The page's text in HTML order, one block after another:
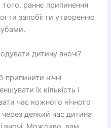
раннє припинення
запобігти утворенню
дитину вночі?
нічні
їх кількість і
час кожного нічного
через деякий час дитина